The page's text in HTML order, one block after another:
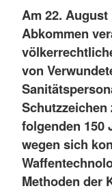
Am 22.
Abkommen
von
Schutzzeichen
folgenden 150
wegen sich
Methoden der